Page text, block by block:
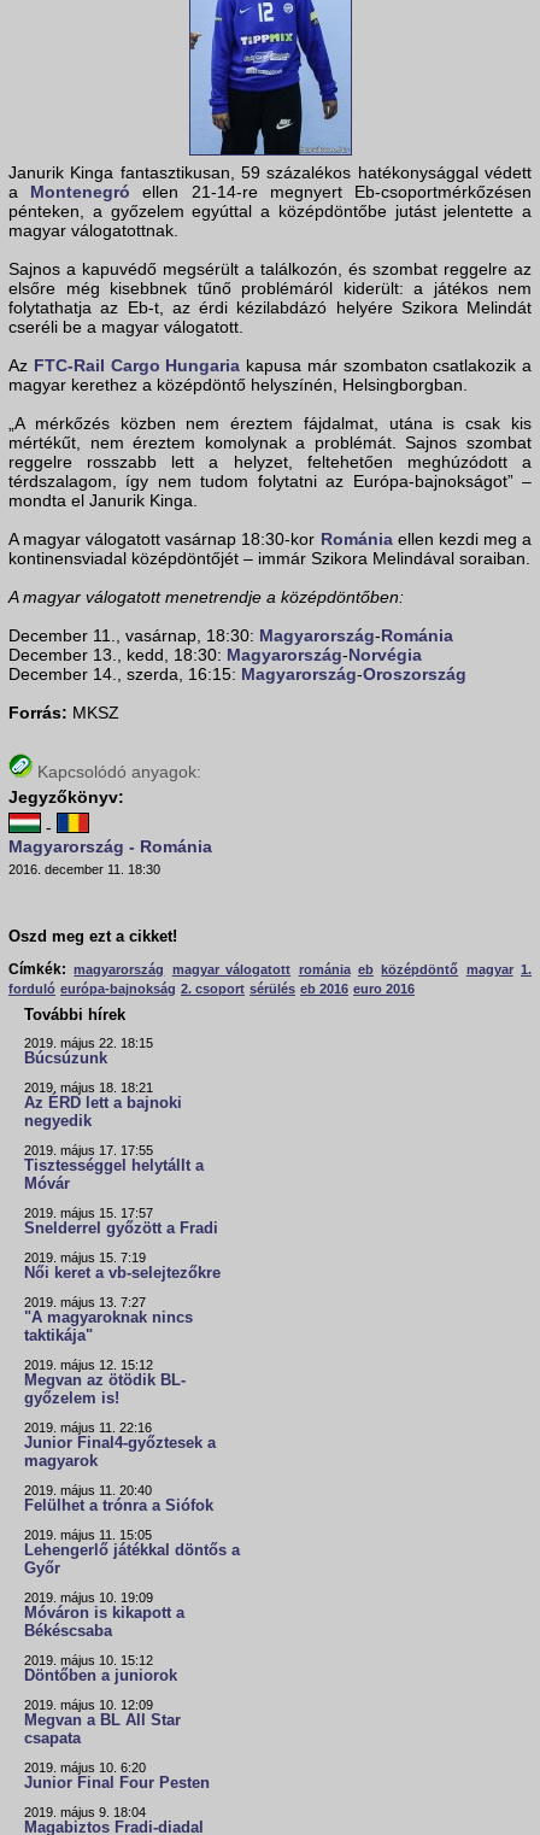
Janurik Kinga fantasztikusan, 59 százalékos hatékonysággal védett
a Montenegró ellen 21-14-re megnyert Eb-csoportmérkőzésen
pénteken, a győzelem egyúttal a középdöntőbe jutást jelentette a
magyar válogatottnak.
Sajnos a kapuvédő megsérült a találkozón, és szombat reggelre az
elsőre még kisebbnek tűnő problémáról kiderült: a játékos nem
folytathatja az Eb-t, az érdi kézilabdázó helyére Szikora Melindát
cseréli be a magyar válogatott.
Az FTC-Rail Cargo Hungaria kapusa már szombaton csatlakozik a
magyar kerethez a középdöntő helyszínén, Helsingborgban.
„A mérkőzés közben nem éreztem fájdalmat, utána is csak kis
mértékűt, nem éreztem komolynak a problémát. Sajnos szombat
reggelre rosszabb lett a helyzet, feltehetően meghúzódott a
térdszalagom, így nem tudom folytatni az Európa-bajnokságot” –
mondta el Janurik Kinga.
A magyar válogatott vasárnap 18:30-kor Romániaellen kezdi meg a
kontinensviadal középdöntőjét – immár Szikora Melindával soraiban.
A magyar válogatott menetrendje a középdöntőben:
December 11., vasárnap, 18:30: Magyarország-Románia
December 13., kedd, 18:30: Magyarország-Norvégia
December 14., szerda, 16:15: Magyarország-Oroszország
Forrás: MKSZ
Kapcsolódó anyagok:
Jegyzőkönyv:
-
Magyarország - Románia
2016. december 11. 18:30
Oszd meg ezt a cikket!
Címkék:
magyarország magyar válogatott románia eb középdöntő magyar 1.
forduló európa-bajnokság 2. csoport sérülés eb 2016 euro 2016
További hírek
2019. május 22. 18:15
Búcsúzunk
2019. május 18. 18:21
Az ÉRD lett a bajnoki
negyedik
2019. május 17. 17:55
Tisztességgel helytállt a
Móvár
2019. május 15. 17:57
Snelderrel győzött a Fradi
2019. május 15. 7:19
Női keret a vb-selejtezőkre
2019. május 13. 7:27
"A magyaroknak nincs
taktikája"
2019. május 12. 15:12
Megvan az ötödik BL-
győzelem is!
2019. május 11. 22:16
Junior Final4-győztesek a
magyarok
2019. május 11. 20:40
Felülhet a trónra a Siófok
2019. május 11. 15:05
Lehengerlő játékkal döntős a
Győr
2019. május 10. 19:09
Móváron is kikapott a
Békéscsaba
2019. május 10. 15:12
Döntőben a juniorok
2019. május 10. 12:09
Megvan a BL All Star
csapata
2019. május 10. 6:20
Junior Final Four Pesten
2019. május 9. 18:04
Magabiztos Fradi-diadal